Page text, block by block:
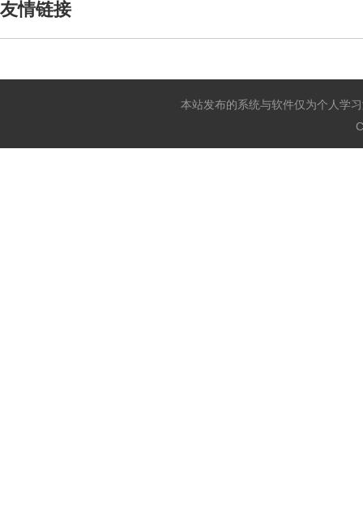
友情链接
本站发布的系统与软件仅为个人学